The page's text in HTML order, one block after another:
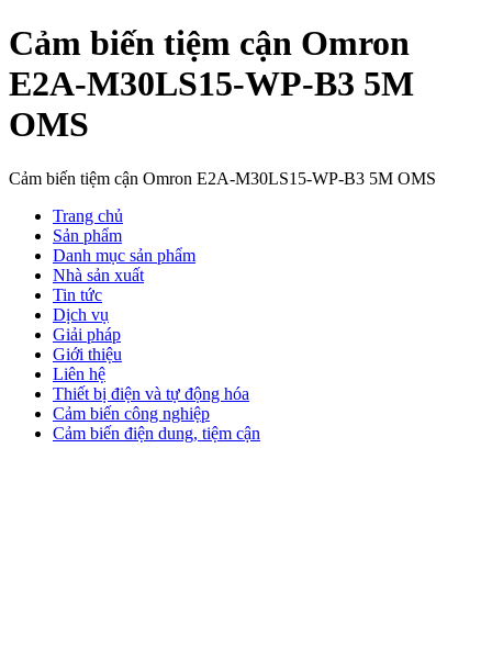
Cảm biến tiệm cận Omron
E2A-M30LS15-WP-B3 5M
OMS
Cảm biến tiệm cận Omron E2A-M30LS15-WP-B3 5M OMS
Trang chủ
Sản phẩm
Danh mục sản phẩm
Nhà sản xuất
Tin tức
Dịch vụ
Giải pháp
Giới thiệu
Liên hệ
Thiết bị điện và tự động hóa
Cảm biến công nghiệp
Cảm biến điện dung, tiệm cận